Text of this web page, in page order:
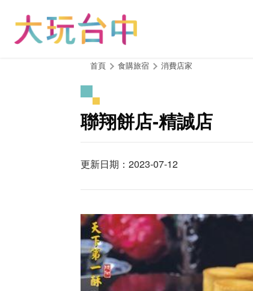
首頁 食購旅宿 消費店家
聯翔餅店-精誠店
更新日期：2023-07-12